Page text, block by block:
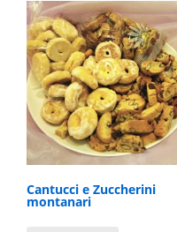
Cantucci e Zuccherini
montanari